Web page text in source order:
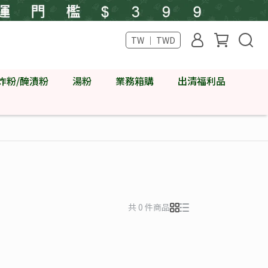
TW ｜ TWD
粉/醃漬粉 湯粉 業務箱購 出清福利品
共 0 件商品